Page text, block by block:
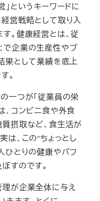
というキーワードに
営戦略として取り入
。健康経営とは、従
で企業の生産性やブ
果として業績を底上
。
一つが「従業員の栄
、コンビニ食や外食
摂取など、食生活が
は、この“ちょっとし
ひとりの健康やパフ
すのです。
が企業全体に与え